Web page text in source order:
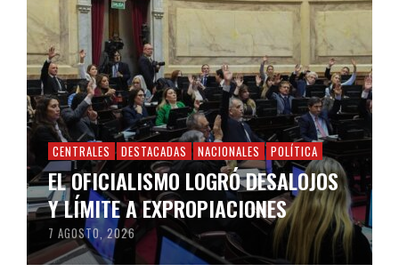
CENTRALES DESTACADAS NACIONALES POLÍTICA
EL OFICIALISMO LOGRÓ DESALOJOS
Y LÍMITE A EXPROPIACIONES
7 AGOSTO, 2026